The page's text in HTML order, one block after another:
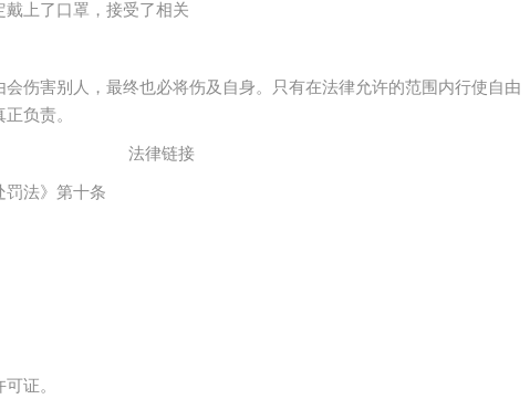
上了口罩，接受了相关
会伤害别人，最终也必将伤及自身。只有在法律允许的范围内行使自由
负责。
法律链接
罚法》第十条
证。